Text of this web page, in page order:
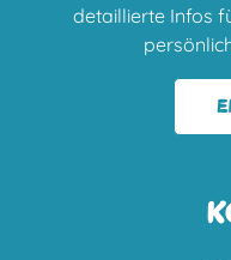
detaillierte Infos